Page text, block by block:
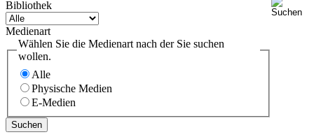
Bibliothek
Medienart
Wählen Sie die Medienart nach der Sie suchen
wollen.
Alle
Physische Medien
E-Medien